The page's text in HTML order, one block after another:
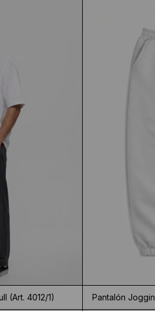
(Art. 4012/1) Pantalón